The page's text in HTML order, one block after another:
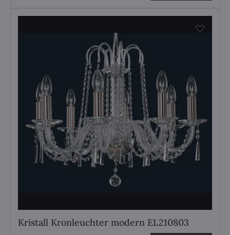
Kristall Kronleuchter modern EL210803